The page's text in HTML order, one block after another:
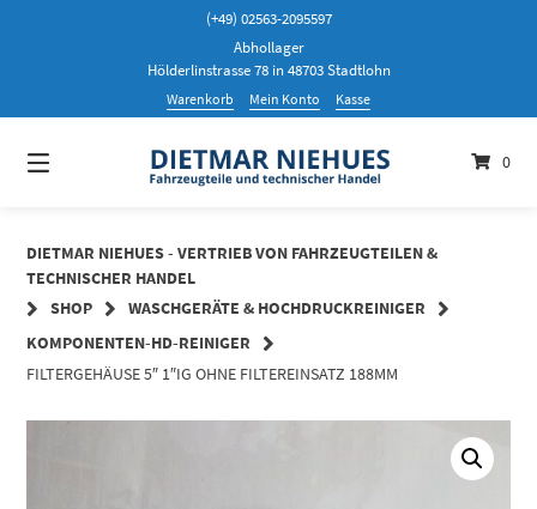
(+49) 02563-2095597
Abhollager
Hölderlinstrasse 78 in 48703 Stadtlohn
Warenkorb Mein Konto Kasse
0
DIETMAR NIEHUES - VERTRIEB VON FAHRZEUGTEILEN &
TECHNISCHER HANDEL
SHOP
WASCHGERÄTE & HOCHDRUCKREINIGER
KOMPONENTEN-HD-REINIGER
FILTERGEHÄUSE 5″ 1″IG OHNE FILTEREINSATZ 188MM